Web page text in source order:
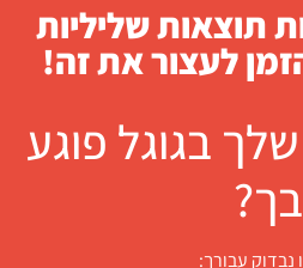
תוצאות שליליות
לעצור את זה!
בגוגל פוגע
בך?
נבדוק עבורך: